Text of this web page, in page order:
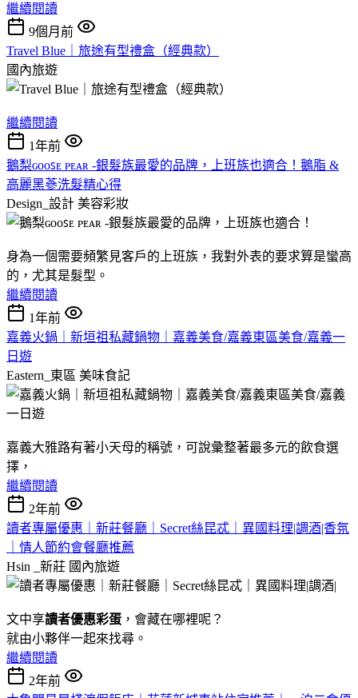
繼續閱讀
9個月前
Travel Blue｜旅途有型禮盒（經典款）
國內旅遊
繼續閱讀
1年前
鵝梨ɢᴏᴏꜱᴇ ᴘᴇᴀʀ -銀髮族最愛的品牌，上班族也適合！鵝脂 &
高麗黑蔘洗髮精心得
Design_設計 美容彩妝
身為一個需要頻繁見客戶的上班族，我對外表的要求算是蠻高
的，尤其是髮型。
繼續閱讀
1年前
嘉義火鍋｜新垣祖私藏鍋物｜嘉義美食/嘉義東區美食/嘉義一
日遊
Eastern_東區 美味食記
嘉義大雅路有著小天母的稱號，可說彙整著最多元的飲食選
擇，
繼續閱讀
2年前
讀者專屬優惠｜新莊餐廳｜Secret絲昆忒｜異國料理|調酒|香氛
｜情人節約會餐廳推薦
Hsin _新莊 國內旅遊
文中享讀者優惠彩蛋 ，會藏在哪裡呢？
就由小夥伴一起來找尋。
繼續閱讀
2年前